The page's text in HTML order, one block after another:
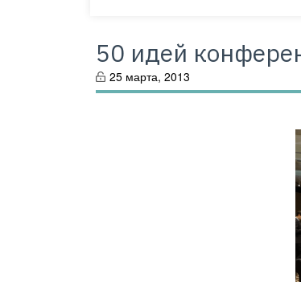
50 идей
25 марта, 2013